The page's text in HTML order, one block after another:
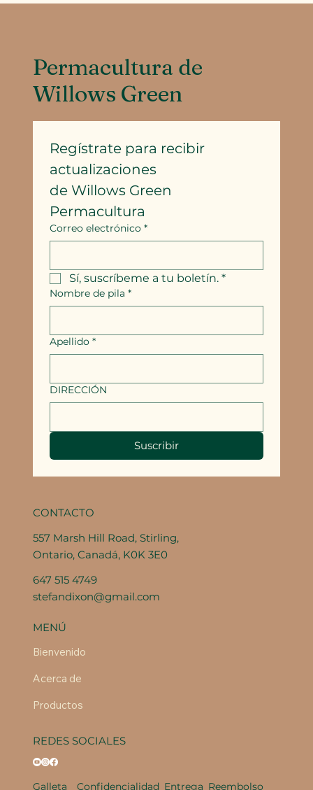
Permacultura de
Willows Green
Regístrate para recibir
actualizaciones
de Willows Green
Permacultura
Correo electrónico *
Sí, suscríbeme a tu boletín. *
Nombre de pila *
Apellido *
DIRECCIÓN
Suscribir
CONTACTO
557 Marsh Hill Road, Stirling,
Ontario, Canadá, K0K 3E0
647 515 4749
stefandixon@gmail.com
MENÚ
Bienvenido
Acerca de
Productos
REDES SOCIALES
Galleta Confidencialidad Entrega Reembolso